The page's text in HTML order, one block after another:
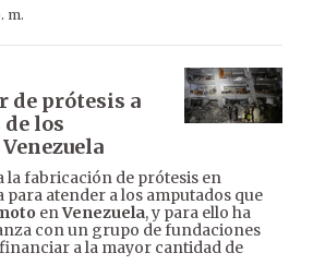
m.
de prótesis a
los
la fabricación de prótesis en
para atender a los amputados que
enVenezuela, y para ello ha
con un grupo de fundaciones
a la mayor cantidad de